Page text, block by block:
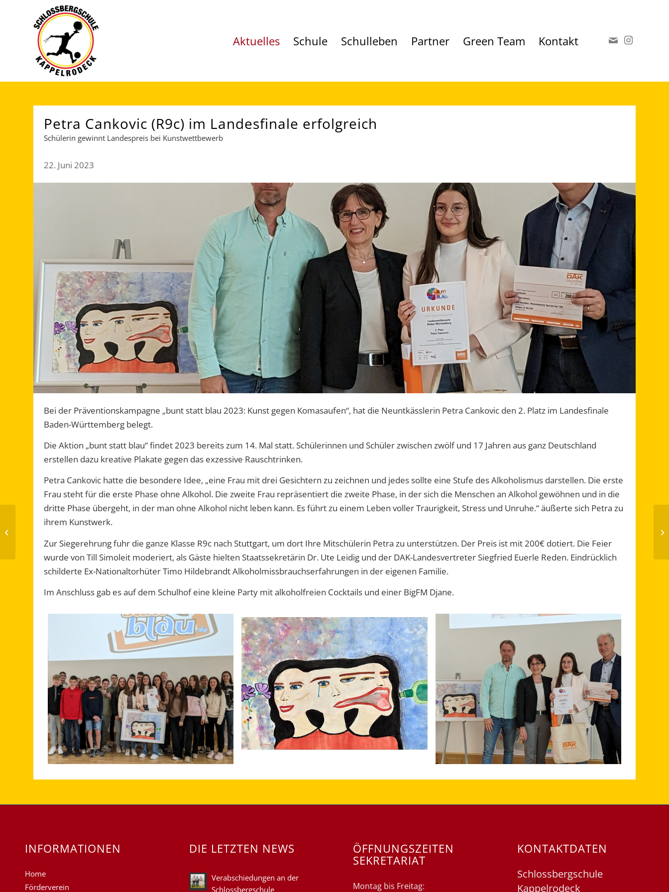
Aktuelles Schule Schulleben Partner Green Team Kontakt
Petra Cankovic (R9c) im Landesfinale erfolgreich
Schülerin gewinnt Landespreis bei Kunstwettbewerb
22. Juni 2023
Bei der Präventionskampagne „bunt statt blau 2023: Kunst gegen Komasaufen“, hat die Neuntkässlerin Petra Cankovic den 2. Platz im Landesfinale
Baden-Württemberg belegt.
Die Aktion „bunt statt blau“ findet 2023 bereits zum 14. Mal statt. Schülerinnen und Schüler zwischen zwölf und 17 Jahren aus ganz Deutschland
erstellen dazu kreative Plakate gegen das exzessive Rauschtrinken.
Petra Cankovic hatte die besondere Idee, „eine Frau mit drei Gesichtern zu zeichnen und jedes sollte eine Stufe des Alkoholismus darstellen. Die erste
Frau steht für die erste Phase ohne Alkohol. Die zweite Frau repräsentiert die zweite Phase, in der sich die Menschen an Alkohol gewöhnen und in die
dritte Phase übergeht, in der man ohne Alkohol nicht leben kann. Es führt zu einem Leben voller Traurigkeit, Stress und Unruhe.“ äußerte sich Petra zu
ihrem Kunstwerk.
Zur Siegerehrung fuhr die ganze Klasse R9c nach Stuttgart, um dort Ihre Mitschülerin Petra zu unterstützen. Der Preis ist mit 200€ dotiert. Die Feier
wurde von Till Simoleit moderiert, als Gäste hielten Staatssekretärin Dr. Ute Leidig und der DAK-Landesvertreter Siegfried Euerle Reden. Eindrücklich
schilderte Ex-Nationaltorhüter Timo Hildebrandt Alkoholmissbrauchserfahrungen in der eigenen Familie.
Im Anschluss gab es auf dem Schulhof eine kleine Party mit alkoholfreien Cocktails und einer BigFM Djane.
INFORMATIONEN
Home
Förderverein
DIE LETZTEN NEWS
Verabschiedungen an der
Schlossbergschule
ÖFFNUNGSZEITEN
SEKRETARIAT
Montag bis Freitag:
KONTAKTDATEN
Schlossbergschule
Kappelrodeck
Vierte Klassen